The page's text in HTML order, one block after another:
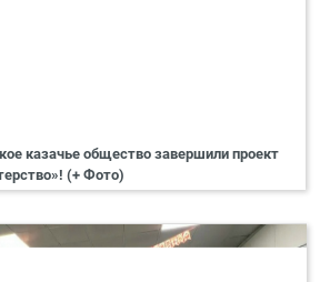
казачье общество завершили проект
(+ Фото)